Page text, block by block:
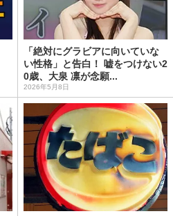
「絶対にグラビアに向いていな
い性格」と告白！ 嘘をつけない2
0歳、大泉 凛が念願...
2026年5月8日